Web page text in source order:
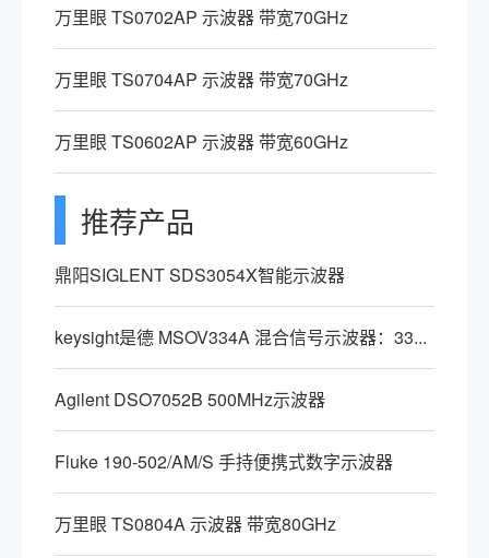
万里眼 TS0702AP 示波器 带宽70GHz
万里眼 TS0704AP 示波器 带宽70GHz
万里眼 TS0602AP 示波器 带宽60GHz
推荐产品
鼎阳SIGLENT SDS3054X智能示波器
keysight是德 MSOV334A 混合信号示波器：33...
Agilent DSO7052B 500MHz示波器
Fluke 190-502/AM/S 手持便携式数字示波器
万里眼 TS0804A 示波器 带宽80GHz